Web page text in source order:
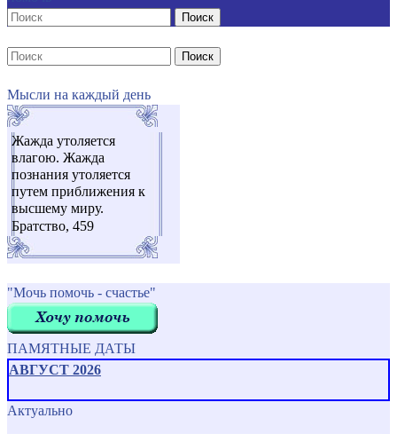
Поиск
Поиск
Мысли на каждый день
Жажда утоляется
влагою. Жажда
познания утоляется
путем приближения к
высшему миру.
Братство, 459
"Мочь помочь - счастье"
ПАМЯТНЫЕ ДАТЫ
АВГУСТ 2026
Актуально